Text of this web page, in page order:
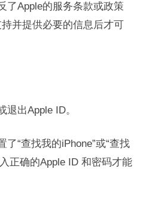
了Apple的服务条款或政策
并提供必要的信息后才可
出Apple ID。
“查找我的iPhone”或“查找
正确的Apple ID 和密码才能